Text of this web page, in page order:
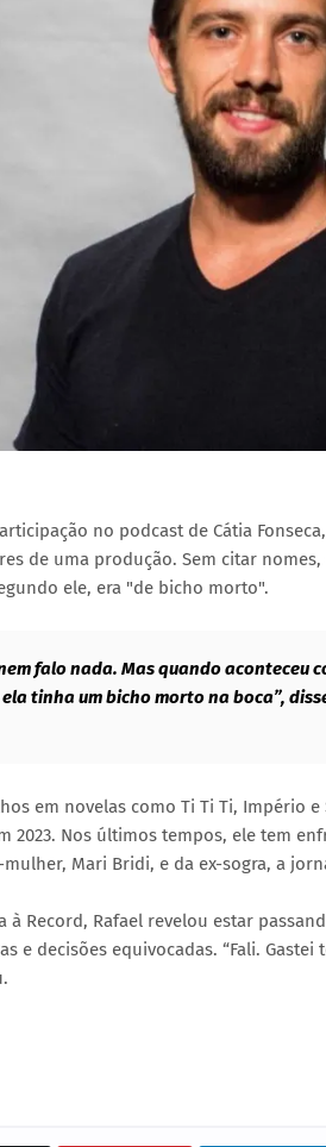
no podcast de Cátia
de uma produção. Sem citar
ele, era "de bicho morto".
falo nada. Mas quando aconteceu
tinha um bicho morto na boca”,
em novelas como Ti Ti Ti, Império
2023. Nos últimos tempos, ele tem
Mari Bridi, e da ex-sogra, a
à Record, Rafael revelou estar
e decisões equivocadas. “Fali.